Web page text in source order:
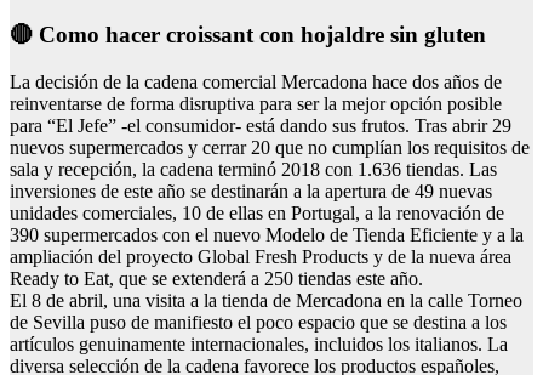
🔴 Como hacer croissant con hojaldre sin gluten
La decisión de la cadena comercial Mercadona hace dos años de
reinventarse de forma disruptiva para ser la mejor opción posible
para “El Jefe” -el consumidor- está dando sus frutos. Tras abrir 29
nuevos supermercados y cerrar 20 que no cumplían los requisitos de
sala y recepción, la cadena terminó 2018 con 1.636 tiendas. Las
inversiones de este año se destinarán a la apertura de 49 nuevas
unidades comerciales, 10 de ellas en Portugal, a la renovación de
390 supermercados con el nuevo Modelo de Tienda Eficiente y a la
ampliación del proyecto Global Fresh Products y de la nueva área
Ready to Eat, que se extenderá a 250 tiendas este año.
El 8 de abril, una visita a la tienda de Mercadona en la calle Torneo
de Sevilla puso de manifiesto el poco espacio que se destina a los
artículos genuinamente internacionales, incluidos los italianos. La
diversa selección de la cadena favorece los productos españoles,